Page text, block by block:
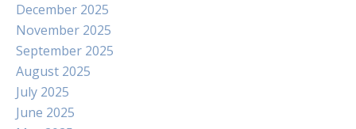
December 2025
November 2025
September 2025
August 2025
July 2025
June 2025